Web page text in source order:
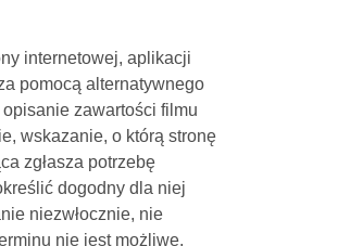
internetowej, aplikacji
pomocą alternatywnego
zawartości filmu
wskazanie, o którą stronę
zgłasza potrzebę
dogodny dla niej
niezwłocznie, nie
nie jest możliwe,